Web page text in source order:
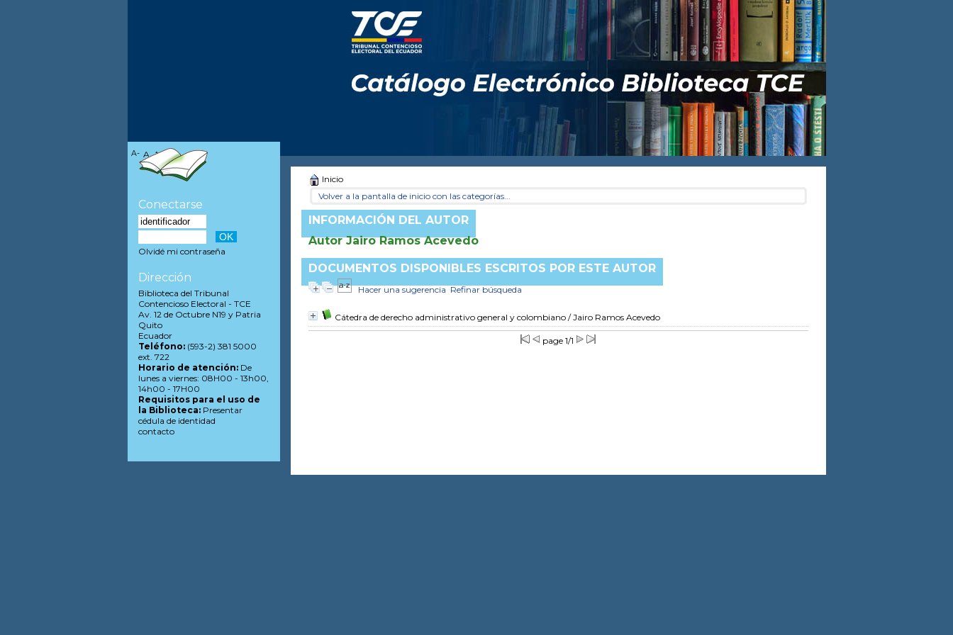
Inicio
Volver a la pantalla de inicio con las categorías...
INFORMACIÓN DEL AUTOR
Autor Jairo Ramos Acevedo
DOCUMENTOS DISPONIBLES ESCRITOS POR ESTE AUTOR
Hacer una sugerencia Refinar búsqueda
Cátedra de derecho administrativo general y colombiano/ Jairo Ramos Acevedo
page 1/1
A- A A+
Conectarse
Olvidé mi contraseña
Dirección
Biblioteca del Tribunal
Contencioso Electoral - TCE
Av. 12 de Octubre N19 y Patria
Quito
Ecuador
Teléfono:(593-2) 381 5000
ext. 722
Horario de atención:De
lunes a viernes: 08H00 - 13h00,
14h00 - 17H00
Requisitos para el uso de
la Biblioteca:Presentar
cédula de identidad
contacto